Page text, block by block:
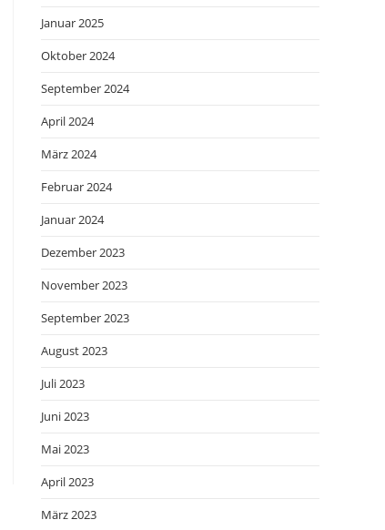
Januar 2025
Oktober 2024
September 2024
April 2024
März 2024
Februar 2024
Januar 2024
Dezember 2023
November 2023
September 2023
August 2023
Juli 2023
Juni 2023
Mai 2023
April 2023
März 2023